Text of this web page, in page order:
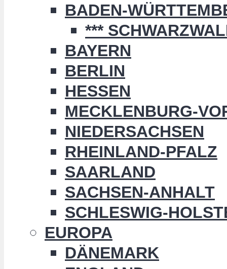
BADEN-
***
BAYERN
BERLIN
HESSEN
MECKLENBURG-
NIEDERSACHSEN
RHEINLAND-PFALZ
SAARLAND
SACHSEN-ANHALT
SCHLESWIG-
EUROPA
DÄNEMARK